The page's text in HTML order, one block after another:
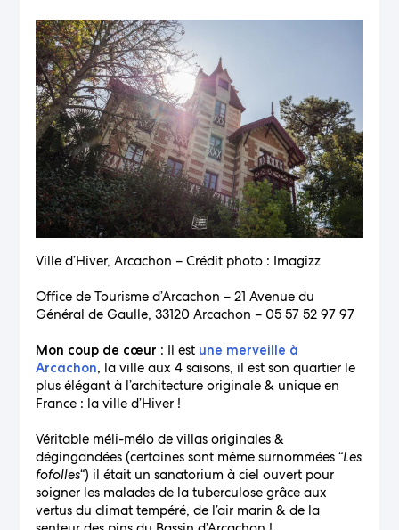
Ville d’Hiver, Arcachon – Crédit photo : Imagizz
Office de Tourisme d’Arcachon – 21 Avenue du
Général de Gaulle, 33120 Arcachon – 05 57 52 97 97
Mon coup de cœur : Il est une merveille à
Arcachon, la ville aux 4 saisons, il est son quartier le
plus élégant à l’architecture originale & unique en
France : la ville d’Hiver !
Véritable méli-mélo de villas originales &
dégingandées (certaines sont même surnommées “Les
fofolles“) il était un sanatorium à ciel ouvert pour
soigner les malades de la tuberculose grâce aux
vertus du climat tempéré, de l’air marin & de la